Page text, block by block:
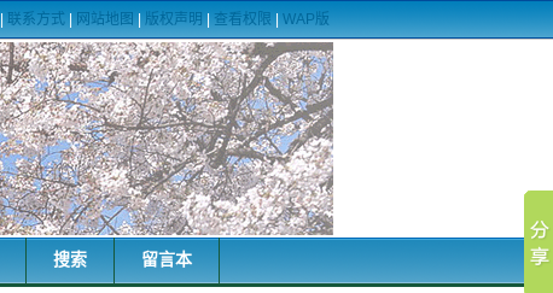
联系方式 网站地图 版权声明 查看权限 WAP版
搜索 留言本